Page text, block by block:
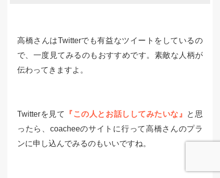
高橋さんはTwitterでも有益なツイートをしているの
で、一度見てみるのもおすすめです。素敵な人柄が
伝わってきますよ。
Twitterを見て 『この人とお話ししてみたいな』 と思
ったら、coacheeのサイトに行って高橋さんのプラ
ンに申し込んでみるのもいいですね。